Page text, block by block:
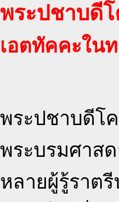
พระปชาบดี
เอตทัคคะใน
พระปชาบดีโ
พระบรมศาส
หลายผู้รู้ราต